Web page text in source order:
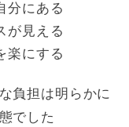
分にある
が見える
楽にする
負担は明らかに
でした